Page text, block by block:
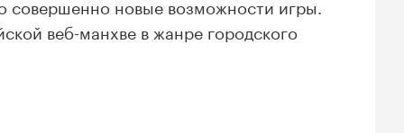
веб-манхве в жанре городского